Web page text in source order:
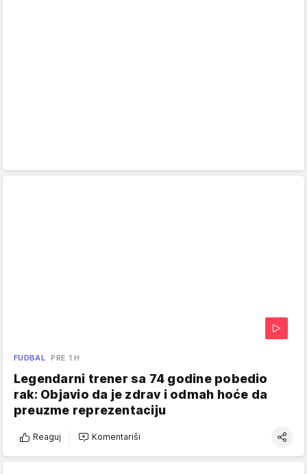
FUDBAL PRE 1 H
Legendarni trener sa 74 godine pobedio
rak: Objavio da je zdrav i odmah hoće da
preuzme reprezentaciju
Reaguj Komentariši